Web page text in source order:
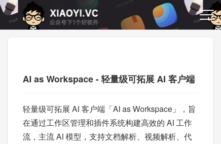
AI as Workspace - 轻量级可拓展 AI 客户端
轻量级可拓展 AI 客户端「AI as Workspace」，旨
在通过工作区管理和插件系统构建高效的 AI 工作
流，主流 AI 模型，支持文档解析、视频解析、代